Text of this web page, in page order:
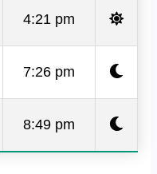
4:21 pm
7:26 pm
8:49 pm